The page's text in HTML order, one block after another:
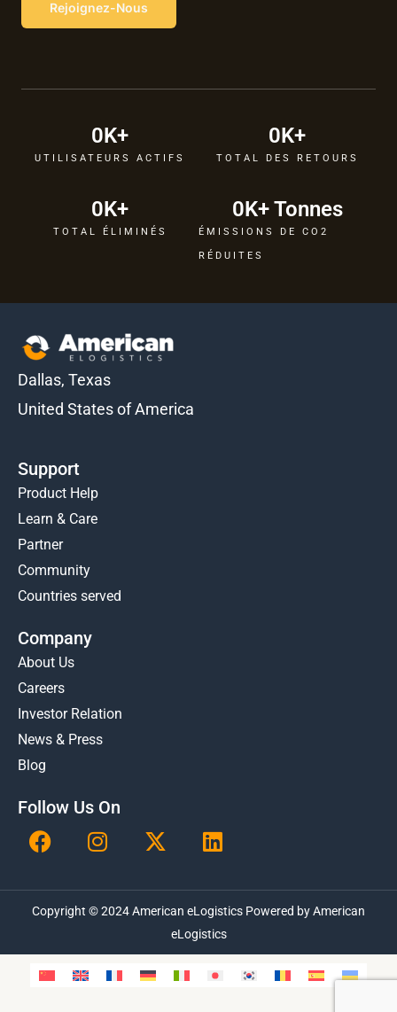
Rejoignez-Nous
UTILISATEURS ACTIFS
0K+
TOTAL DES RETOURS
0K+
TOTAL ÉLIMINÉS
0K+
ÉMISSIONS DE CO2
RÉDUITES
0K+ Tonnes
Dallas, Texas
United States of America
Support
Product Help
Learn & Care
Partner
Community
Countries served
Company
About Us
Careers
Investor Relation
News & Press
Blog
Follow Us On
F
a
e
b
o
k
I
n
t
a
r
a
X
-
w
i
t
e
L
i
k
e
d
i
n
Copyright © 2024 American eLogistics Powered by American
eLogistics